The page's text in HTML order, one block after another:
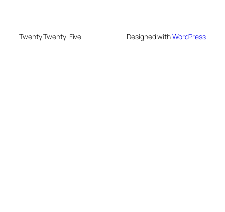
Twenty Twenty-Five Designed withWordPress